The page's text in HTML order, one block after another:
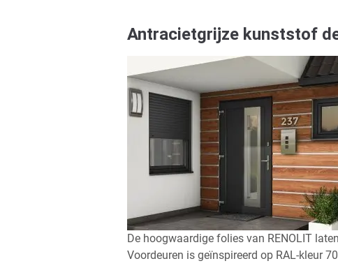
Antracietgrijze kunststof
De hoogwaardige folies van RENOLIT
Voordeuren is geïnspireerd op RAL-kleur